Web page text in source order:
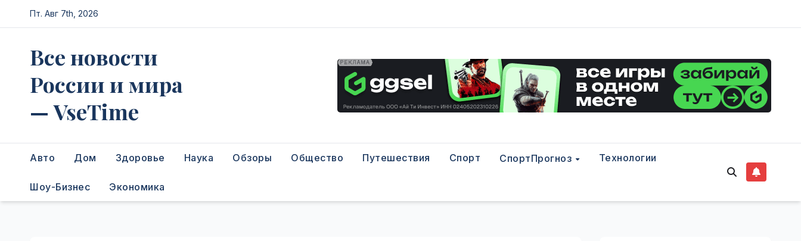
Перейти
к
Пт. Авг 7th, 2026
Все новости
России и мира
— VseTime
Авто Дом Здоровье Наука Обзоры Общество Путешествия Спорт СпортПрогноз Технологии
Шоу-Бизнес Экономика